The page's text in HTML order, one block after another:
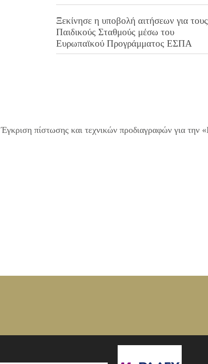
Ξεκίνησε η υποβολή αιτήσεων για τους
Παιδικούς Σταθμούς μέσω του
Ευρωπαϊκού Προγράμματος ΕΣΠΑ